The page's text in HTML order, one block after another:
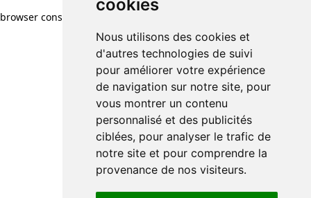
cookies
Nous utilisons des cookies et
d'autres technologies de suivi
pour améliorer votre expérience
de navigation sur notre site, pour
vous montrer un contenu
personnalisé et des publicités
ciblées, pour analyser le trafic de
notre site et pour comprendre la
provenance de nos visiteurs.
browser console for more information)